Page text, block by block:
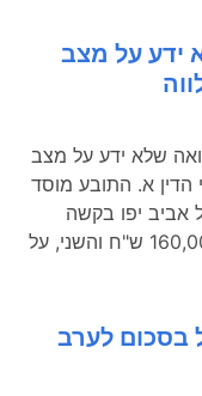
ידע על מצב
שלא ידע על מצב
כלכלי קשה של הלווה: א. התובענה ובעלי הדין א. התובע מוסד
אביב יפו בקשה
לביצוע שני שטרי חוב, האחד, על סך 160,000 ש"ח והשני, על
בסכום לערב